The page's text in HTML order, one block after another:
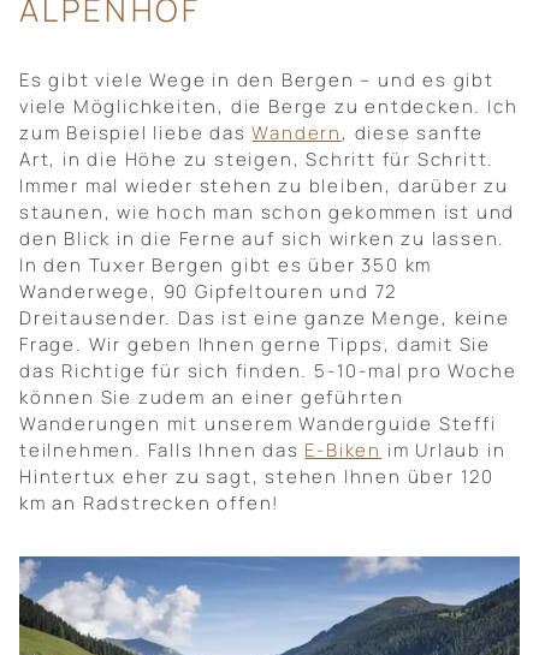
ALPENHOF
Es gibt viele Wege in den Bergen – und es gibt
viele Möglichkeiten, die Berge zu entdecken. Ich
zum Beispiel liebe dasWandern, diese sanfte
Art, in die Höhe zu steigen, Schritt für Schritt.
Immer mal wieder stehen zu bleiben, darüber zu
staunen, wie hoch man schon gekommen ist und
den Blick in die Ferne auf sich wirken zu lassen.
In den Tuxer Bergen gibt es über 350 km
Wanderwege, 90 Gipfeltouren und 72
Dreitausender. Das ist eine ganze Menge, keine
Frage. Wir geben Ihnen gerne Tipps, damit Sie
das Richtige für sich finden. 5-10-mal pro Woche
können Sie zudem an einer geführten
Wanderungen mit unserem Wanderguide Steffi
teilnehmen. Falls Ihnen das E-Biken im Urlaub in
Hintertux eher zu sagt, stehen Ihnen über 120
km an Radstrecken offen!